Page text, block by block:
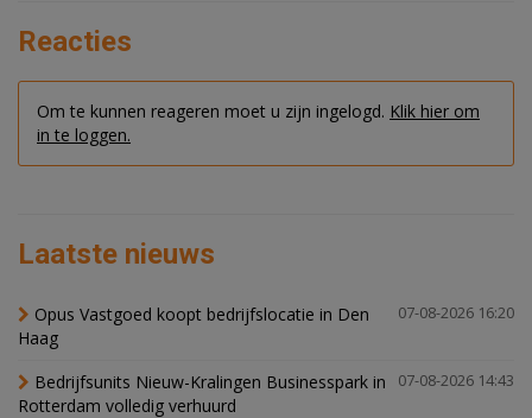
Reacties
Om te kunnen reageren moet u zijn ingelogd. Klik hier om
in te loggen.
Laatste nieuws
07-08-2026 16:20
Opus Vastgoed koopt bedrijfslocatie in Den
Haag
07-08-2026 14:43
Bedrijfsunits Nieuw-Kralingen Businesspark in
Rotterdam volledig verhuurd